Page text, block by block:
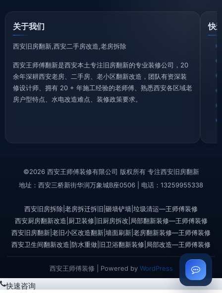
关于我们
西安旧房翻新,西安二手房改造,老房拆除
西安王师傅翻新是西安本土专注旧房翻新的专业装修公司，20
余年深耕西安老房、二手房、老小区翻新改造，团队有资深装
修设计师、拥有 20 + 年施工经验的老师傅、熟悉西安各区域老
房户型特点、水电改造难点、装修政策要求。
快
©2026 西安王师傅装修有限公司 版权所有 专注西安旧房翻新
地址：西安三桥新街华润万象城B座0506 | 电话：13259955338
西安旧房拆除|老房拆迁拆旧|砸墙铲墙|垃圾清运—王师傅装修
西安厨房翻新改造|厨卫装修|旧厨房拆改|局部翻新装修—王师傅装修
西安旧房翻新|老旧小区改造翻新|墙面刷新|老房翻新装修—王师傅装修
西安卫生间翻新改造|防水重做|旧卫浴翻新装修|局部改造—王师傅装修
西安王师傅装修 | Powered by WordPress
快速咨询